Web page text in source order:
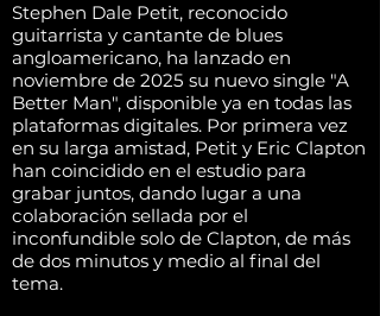
Stephen Dale Petit, reconocido
guitarrista y cantante de blues
angloamericano, ha lanzado en
noviembre de 2025 su nuevo single "A
Better Man", disponible ya en todas las
plataformas digitales. Por primera vez
en su larga amistad, Petit y Eric Clapton
han coincidido en el estudio para
grabar juntos, dando lugar a una
colaboración sellada por el
inconfundible solo de Clapton, de más
de dos minutos y medio al final del
tema.